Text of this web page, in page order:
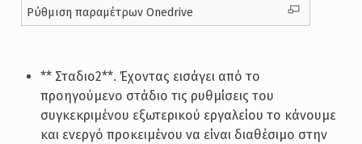
Ρύθμιση παραμέτρων Onedrive
** Σταδιο2**. Έχοντας εισάγει από το
προηγούμενο στάδιο τις ρυθμίσεις του
συγκεκριμένου εξωτερικού εργαλείου το κάνουμε
και ενεργό προκειμένου να είναι διαθέσιμο στην